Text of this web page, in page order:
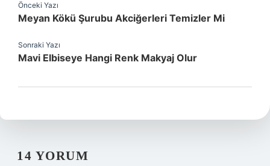
Önceki Yazı
Meyan Kökü Şurubu Akciğerleri Temizler Mi
Sonraki Yazı
Mavi Elbiseye Hangi Renk Makyaj Olur
14 YORUM